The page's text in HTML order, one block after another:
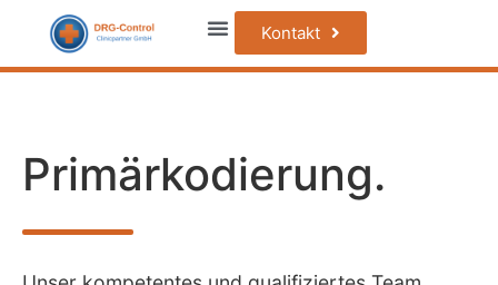
Kontakt
Primär­kodierung.